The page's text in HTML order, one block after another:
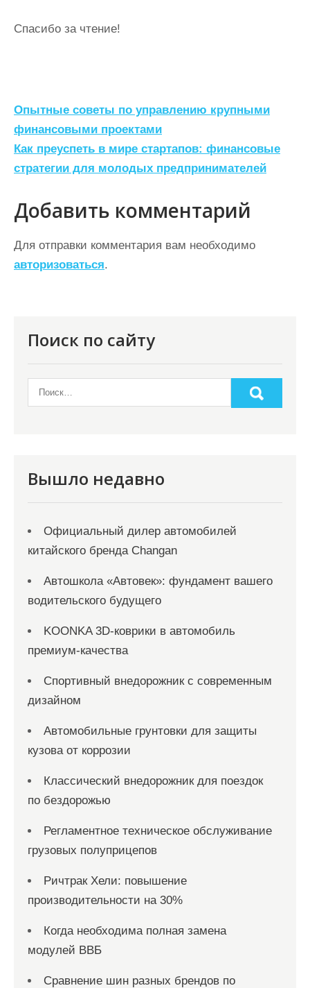
Спасибо за чтение!
Н
а
в
и
г
а
ц
и
м
Опытные советы по управлению крупными
финансовыми проектами
Как преуспеть в мире стартапов: финансовые
стратегии для молодых предпринимателей
Добавить комментарий
Для отправки комментария вам необходимо
авторизоваться.
Поиск по сайту
Вышло недавно
Официальный дилер автомобилей
китайского бренда Changan
Автошкола «Автовек»: фундамент вашего
водительского будущего
KOONKA 3D-коврики в автомобиль
премиум-качества
Спортивный внедорожник с современным
дизайном
Автомобильные грунтовки для защиты
кузова от коррозии
Классический внедорожник для поездок
по бездорожью
Регламентное техническое обслуживание
грузовых полуприцепов
Ричтрак Хели: повышение
производительности на 30%
Когда необходима полная замена
модулей ВВБ
Сравнение шин разных брендов по